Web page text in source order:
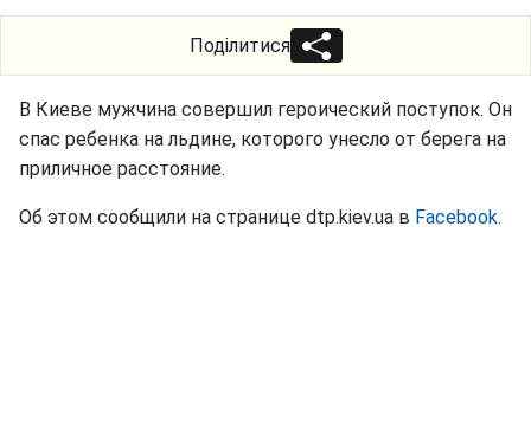
Поділитися
В Киеве мужчина совершил героический поступок. Он
спас ребенка на льдине, которого унесло от берега на
приличное расстояние.
Об этом сообщили на странице dtp.kiev.ua в Facebook.